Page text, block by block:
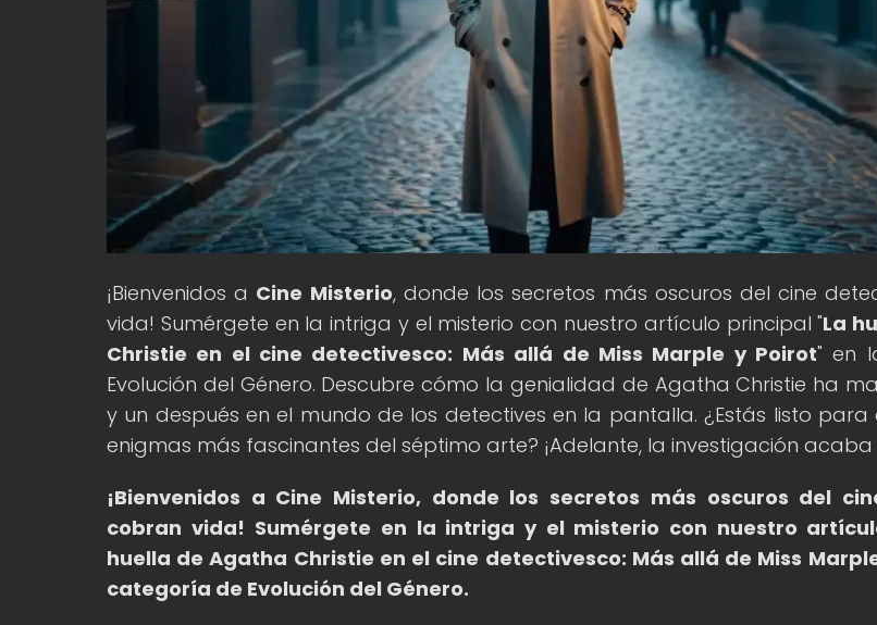
¡Bienvenidos a Cine Misterio, donde los secretos más oscuros del cine
vida! Sumérgete en la intriga y el misterio con nuestro artículo principal "La
Christie en el cine detectivesco: Más allá de Miss Marple y Poirot" en
Evolución del Género. Descubre cómo la genialidad de Agatha Christie ha
y un después en el mundo de los detectives en la pantalla. ¿Estás listo
enigmas más fascinantes del séptimo arte? ¡Adelante, la investigación
¡Bienvenidos a Cine Misterio, donde los secretos más oscuros del
cobran vida! Sumérgete en la intriga y el misterio con nuestro
huella de Agatha Christie en el cine detectivesco: Más allá de Miss
categoría de Evolución del Género.